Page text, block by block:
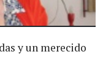
y un merecido